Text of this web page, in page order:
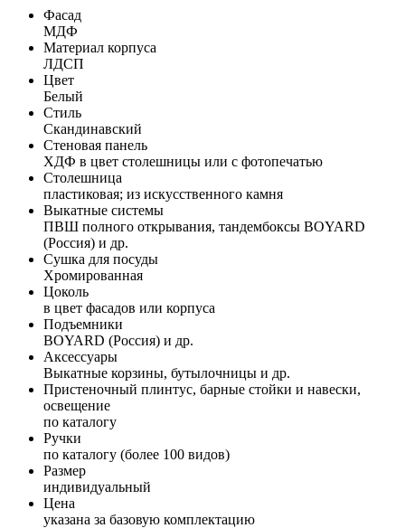
Фасад
МДФ
Материал корпуса
ЛДСП
Цвет
Белый
Стиль
Скандинавский
Стеновая панель
ХДФ в цвет столешницы или с фотопечатью
Столешница
пластиковая; из искусственного камня
Выкатные системы
ПВШ полного открывания, тандембоксы BOYARD
(Россия) и др.
Сушка для посуды
Хромированная
Цоколь
в цвет фасадов или корпуса
Подъемники
BOYARD (Россия) и др.
Аксессуары
Выкатные корзины, бутылочницы и др.
Пристеночный плинтус, барные стойки и навески,
освещение
по каталогу
Ручки
по каталогу (более 100 видов)
Размер
индивидуальный
Цена
указана за базовую комплектацию